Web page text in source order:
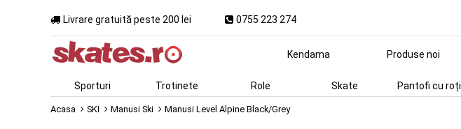
Livrare gratuită peste 200 lei 0755 223 274
Kendama Produse noi
Sporturi Trotinete Role Skate Pantofi cu roți
Acasa SKI Manusi Ski Manusi Level Alpine Black/Grey